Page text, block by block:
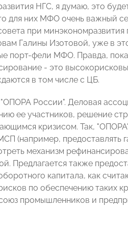
НГС, я думаю, это
для них МФО очень важный
при минэкономразвития
Галины Изотовой, уже в
порт-фели МФО. Правда,
- это
в том числе с ЦБ.
России". Деловая
ее участников, решение
кризисом. Так, "ОПОРА"
(например, предоставлять
механизм
Предлагается также
капитала, как
по обеспечению таких
промышленников и